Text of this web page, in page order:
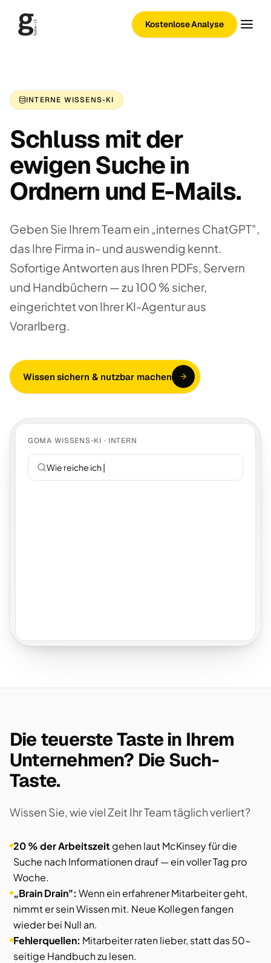
Kostenlose Analyse
INTERNE WISSENS-KI
Schluss mit der
ewigen Suche in
Ordnern und E-Mails.
Geben Sie Ihrem Team ein „internes ChatGPT",
das Ihre Firma in- und auswendig kennt.
Sofortige Antworten aus Ihren PDFs, Servern
und Handbüchern — zu 100 % sicher,
eingerichtet von Ihrer KI-Agentur aus
Vorarlberg.
Wissen sichern & nutzbar machen
GOMA WISSENS-KI · INTERN
Wie reiche ich Urlaub
Die teuerste Taste in Ihrem
Unternehmen? Die Such-
Taste.
Wissen Sie, wie viel Zeit Ihr Team täglich verliert?
20 % der Arbeitszeitgehen laut McKinsey für die
Suche nach Informationen drauf — ein voller Tag pro
Woche.
„Brain Drain": Wenn ein erfahrener Mitarbeiter geht,
nimmt er sein Wissen mit. Neue Kollegen fangen
wieder bei Null an.
Fehlerquellen: Mitarbeiter raten lieber, statt das 50-
seitige Handbuch zu lesen.